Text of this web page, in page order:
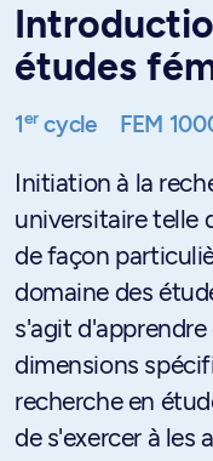
études
1ercycle FEM
Initiation à la
universitaire telle
de façon
domaine des
s'agit
dimensions
recherche en
de s'exercer à les